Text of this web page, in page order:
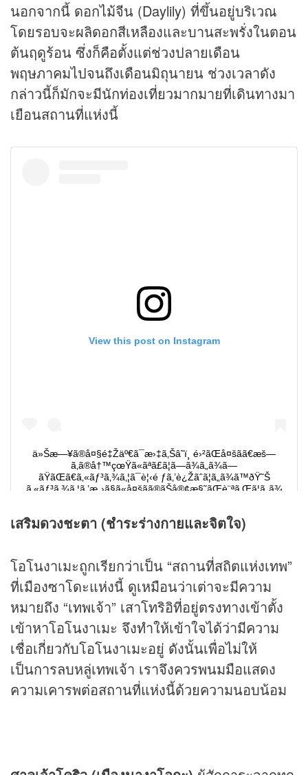
นอกจากนี้ ดอกไม้จีน (Daylily) ที่ขึ้นอยู่บริเวณ
โดยรอบจะผลิดอกสีเหลืองและบานสะพรั่งในตอน
ต้นฤดูร้อน ซึ่งก็คือตั้งแต่ช่วงปลายเดือน
พฤษภาคมไปจนถึงเดือนมิถุนายน ช่วงเวลาดัง
กล่าวนี้ก็มักจะมีนักท่องเที่ยวมากมายที่เดินทางมา
เยือนสถานที่แห่งนี้
เสริมดวงชะตา (ชำระร่างกายและจิตใจ)
โอโนงาเมะถูกเรียกว่าเป็น “สถานที่สถิตแห่งเทพ”
ที่เมืองซาโดะแห่งนี้ ดูเหมือนว่าเต่าจะมีความ
หมายถึง “เทพเจ้า” เสาโทริอิที่อยู่ตรงทางเข้าตั้ง
เข้าหาโอโนงาเมะ จึงทำให้เข้าใจได้ว่ามีความ
เชื่อเกี่ยวกับโอโนงาเมะอยู่ ดังนั้นเพื่อไม่ให้
เป็นการลบหลู่เทพเจ้า เราจึงควรพนมมือแสดง
ความเคารพต่อสถานที่แห่งนี้ด้วยความนอบน้อม